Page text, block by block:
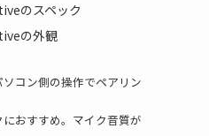
のスペック
の外観
コン側の操作でペアリン
おすすめ。マイク音質が